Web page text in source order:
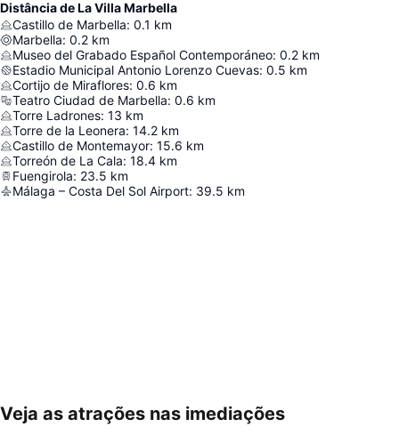
Distância de La Villa Marbella
Castillo de Marbella: 0.1 km
Marbella: 0.2 km
Museo del Grabado Español Contemporáneo: 0.2 km
Estadio Municipal Antonio Lorenzo Cuevas: 0.5 km
Cortijo de Miraflores: 0.6 km
Teatro Ciudad de Marbella: 0.6 km
Torre Ladrones: 13 km
Torre de la Leonera: 14.2 km
Castillo de Montemayor: 15.6 km
Torreón de La Cala: 18.4 km
Fuengirola: 23.5 km
Málaga – Costa Del Sol Airport: 39.5 km
Ampliar mapa
Veja as atrações nas imediações